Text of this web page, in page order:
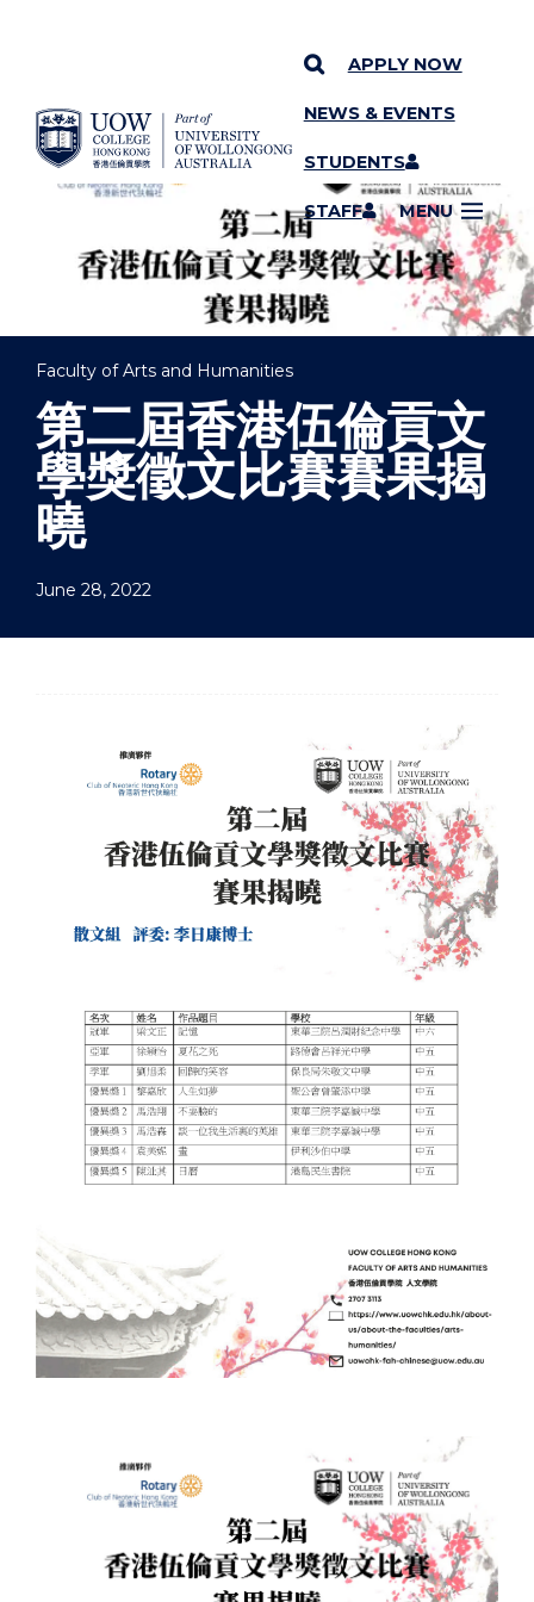
SKIP TO CONTENT
APPLY NOW
NEWS & EVENTS
STUDENTS
STAFF MENU
YOU ARE HERE
Faculty of Arts and Humanities
第二屆香港伍倫貢文
學獎徵文比賽賽果揭
曉
June 28, 2022